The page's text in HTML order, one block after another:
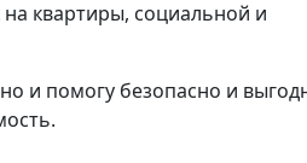
квартиры, социальной и
и помогу безопасно и